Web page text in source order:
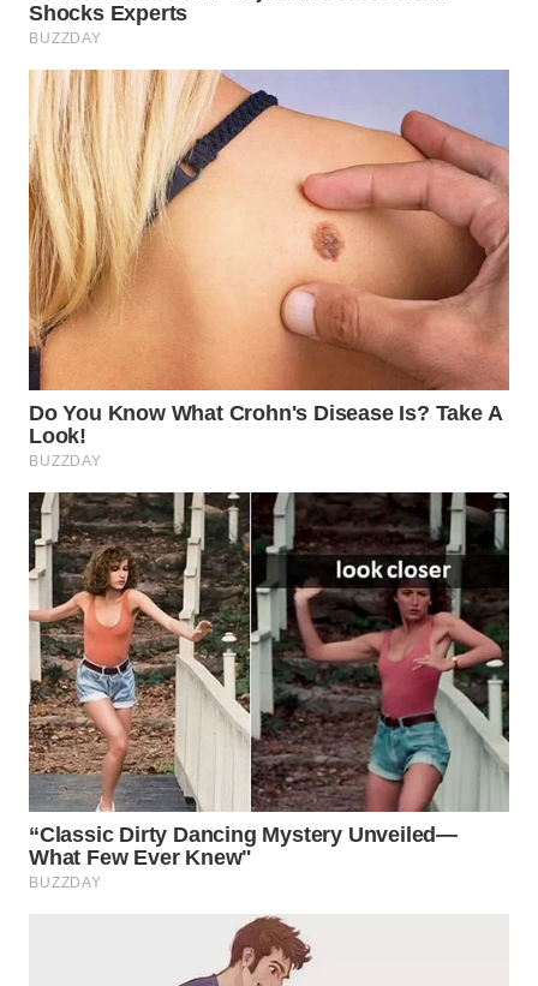
WN
WN
TAPANULI
UTARA
WN
SAMOSIR
WN
PADANG
WN
SUMEDANG
WN
CIANJUR
WN
KEPULAUAN
SERIBU
WN
TANGERANG
WN
BINJAI